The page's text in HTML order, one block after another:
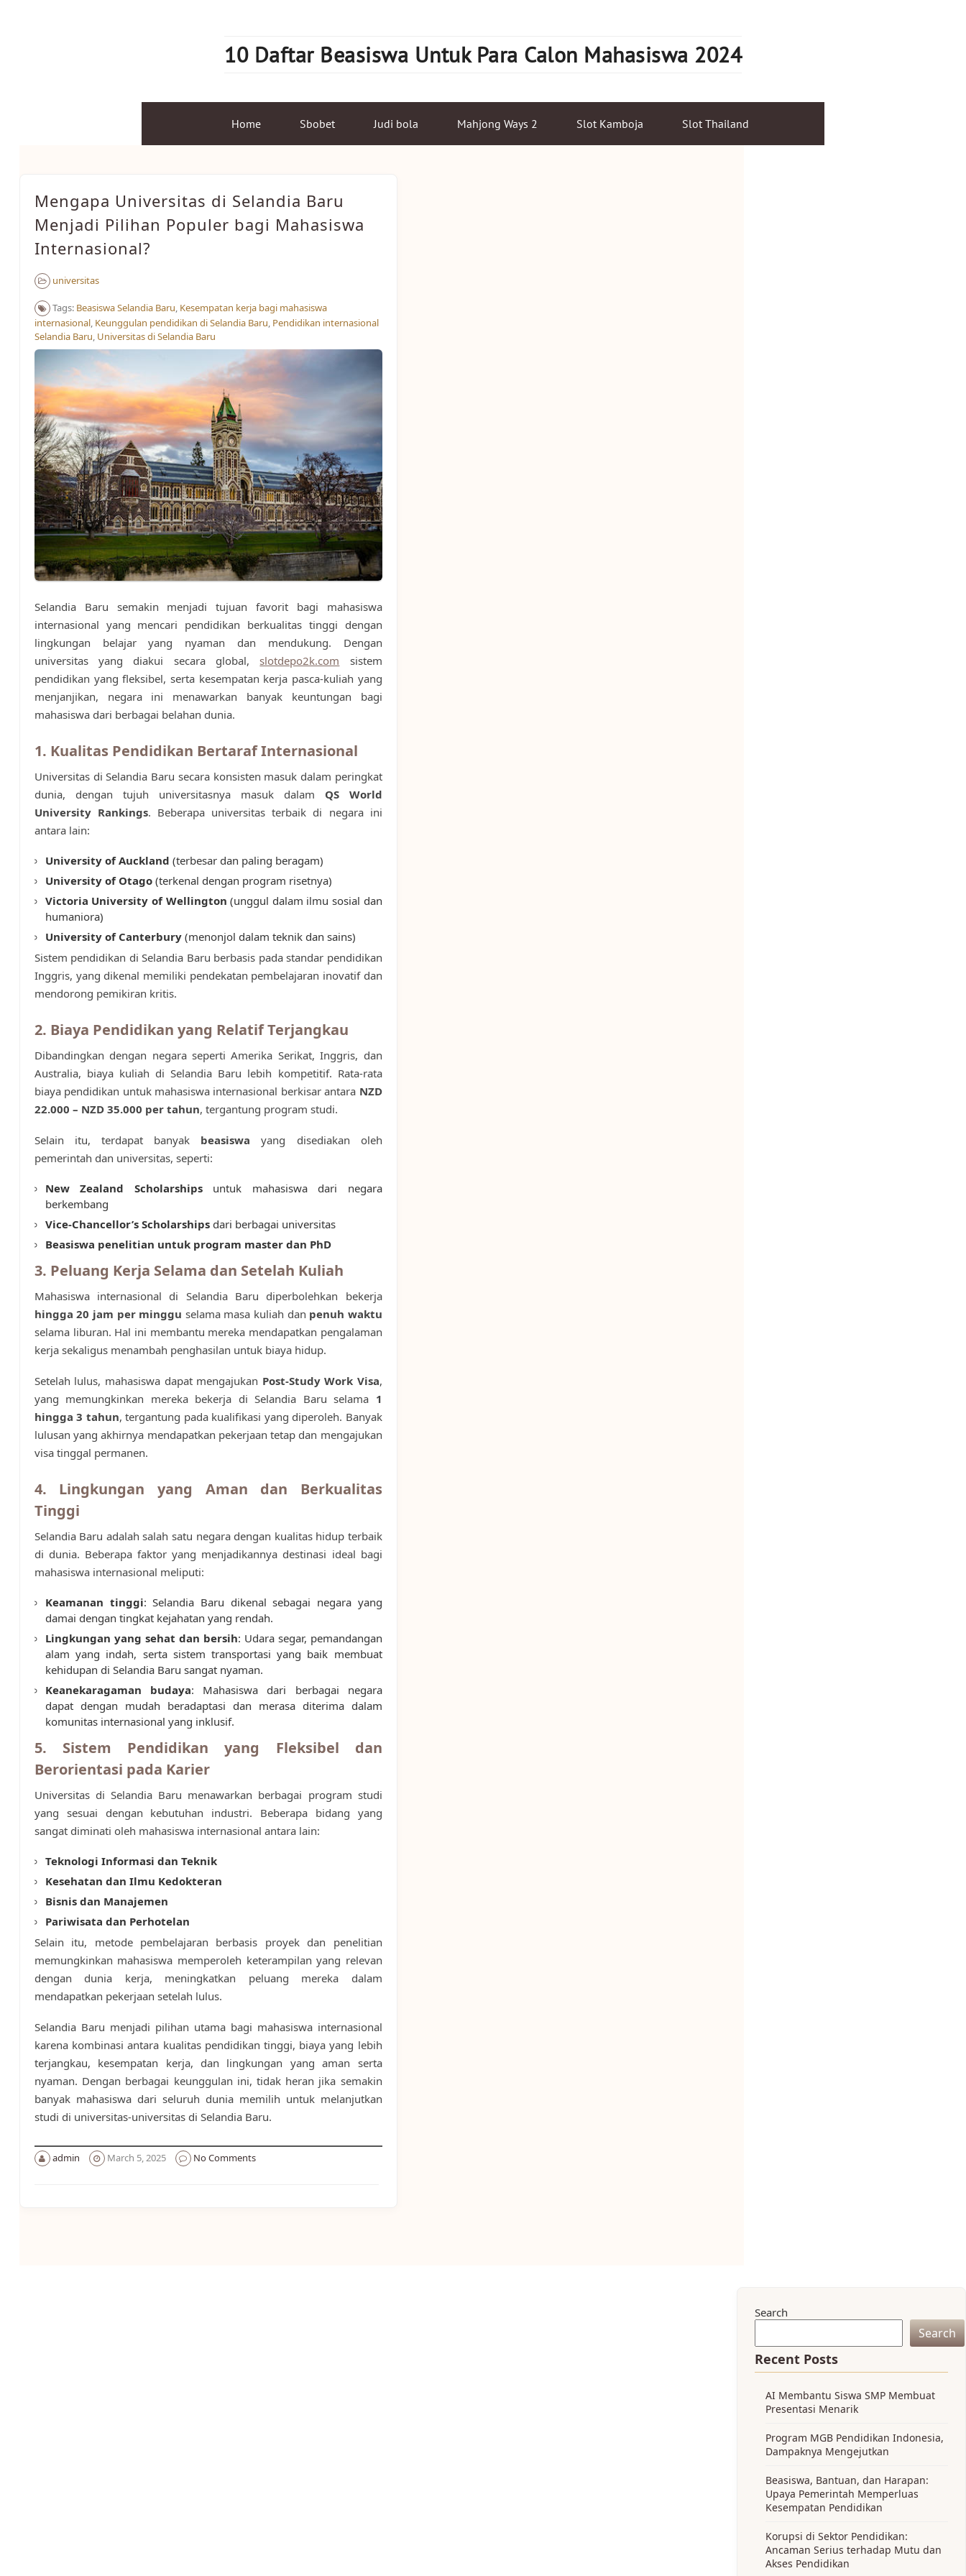
10 Daftar Beasiswa Untuk Para Calon Mahasiswa 2024
Home Sbobet Judi bola Mahjong Ways 2 Slot Kamboja Slot Thailand
Mengapa Universitas di Selandia Baru
Menjadi Pilihan Populer bagi Mahasiswa
Internasional?
universitas
Tags: Beasiswa Selandia Baru, Kesempatan kerja bagi mahasiswa
internasional, Keunggulan pendidikan di Selandia Baru, Pendidikan internasional
Selandia Baru, Universitas di Selandia Baru
Selandia Baru semakin menjadi tujuan favorit bagi mahasiswa
internasional yang mencari pendidikan berkualitas tinggi dengan
lingkungan belajar yang nyaman dan mendukung. Dengan
universitas yang diakui secara global, slotdepo2k.com sistem
pendidikan yang fleksibel, serta kesempatan kerja pasca-kuliah yang
menjanjikan, negara ini menawarkan banyak keuntungan bagi
mahasiswa dari berbagai belahan dunia.
1. Kualitas Pendidikan Bertaraf Internasional
Universitas di Selandia Baru secara konsisten masuk dalam peringkat
dunia, dengan tujuh universitasnya masuk dalam QS World
University Rankings. Beberapa universitas terbaik di negara ini
antara lain:
University of Auckland (terbesar dan paling beragam)
University of Otago(terkenal dengan program risetnya)
Victoria University of Wellington (unggul dalam ilmu sosial dan
humaniora)
University of Canterbury(menonjol dalam teknik dan sains)
Sistem pendidikan di Selandia Baru berbasis pada standar pendidikan
Inggris, yang dikenal memiliki pendekatan pembelajaran inovatif dan
mendorong pemikiran kritis.
2. Biaya Pendidikan yang Relatif Terjangkau
Dibandingkan dengan negara seperti Amerika Serikat, Inggris, dan
Australia, biaya kuliah di Selandia Baru lebih kompetitif. Rata-rata
biaya pendidikan untuk mahasiswa internasional berkisar antara NZD
22.000 – NZD 35.000 per tahun, tergantung program studi.
Selain itu, terdapat banyak beasiswa yang disediakan oleh
pemerintah dan universitas, seperti:
New Zealand Scholarshipsuntuk mahasiswa dari negara
berkembang
Vice-Chancellor’s Scholarshipsdari berbagai universitas
Beasiswa penelitian untuk program master dan PhD
3. Peluang Kerja Selama dan Setelah Kuliah
Mahasiswa internasional di Selandia Baru diperbolehkan bekerja
hingga 20 jam per minggu selama masa kuliah dan penuh waktu
selama liburan. Hal ini membantu mereka mendapatkan pengalaman
kerja sekaligus menambah penghasilan untuk biaya hidup.
Setelah lulus, mahasiswa dapat mengajukan Post-Study Work Visa,
yang memungkinkan mereka bekerja di Selandia Baru selama 1
hingga 3 tahun, tergantung pada kualifikasi yang diperoleh. Banyak
lulusan yang akhirnya mendapatkan pekerjaan tetap dan mengajukan
visa tinggal permanen.
4. Lingkungan yang Aman dan Berkualitas
Tinggi
Selandia Baru adalah salah satu negara dengan kualitas hidup terbaik
di dunia. Beberapa faktor yang menjadikannya destinasi ideal bagi
mahasiswa internasional meliputi:
Keamanan tinggi: Selandia Baru dikenal sebagai negara yang
damai dengan tingkat kejahatan yang rendah.
Lingkungan yang sehat dan bersih: Udara segar, pemandangan
alam yang indah, serta sistem transportasi yang baik membuat
kehidupan di Selandia Baru sangat nyaman.
Keanekaragaman budaya: Mahasiswa dari berbagai negara
dapat dengan mudah beradaptasi dan merasa diterima dalam
komunitas internasional yang inklusif.
5. Sistem Pendidikan yang Fleksibel dan
Berorientasi pada Karier
Universitas di Selandia Baru menawarkan berbagai program studi
yang sesuai dengan kebutuhan industri. Beberapa bidang yang
sangat diminati oleh mahasiswa internasional antara lain:
Teknologi Informasi dan Teknik
Kesehatan dan Ilmu Kedokteran
Bisnis dan Manajemen
Pariwisata dan Perhotelan
Selain itu, metode pembelajaran berbasis proyek dan penelitian
memungkinkan mahasiswa memperoleh keterampilan yang relevan
dengan dunia kerja, meningkatkan peluang mereka dalam
mendapatkan pekerjaan setelah lulus.
Selandia Baru menjadi pilihan utama bagi mahasiswa internasional
karena kombinasi antara kualitas pendidikan tinggi, biaya yang lebih
terjangkau, kesempatan kerja, dan lingkungan yang aman serta
nyaman. Dengan berbagai keunggulan ini, tidak heran jika semakin
banyak mahasiswa dari seluruh dunia memilih untuk melanjutkan
studi di universitas-universitas di Selandia Baru.
admin March 5, 2025 No Comments
Search
Search
Recent Posts
AI Membantu Siswa SMP Membuat
Presentasi Menarik
Program MGB Pendidikan Indonesia,
Dampaknya Mengejutkan
Beasiswa, Bantuan, dan Harapan:
Upaya Pemerintah Memperluas
Kesempatan Pendidikan
Korupsi di Sektor Pendidikan:
Ancaman Serius terhadap Mutu dan
Akses Pendidikan